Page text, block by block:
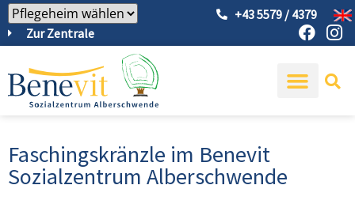
Zur Zentrale
+43 5579 / 4379
Faschingskränzle im Benevit
Sozialzentrum Alberschwende